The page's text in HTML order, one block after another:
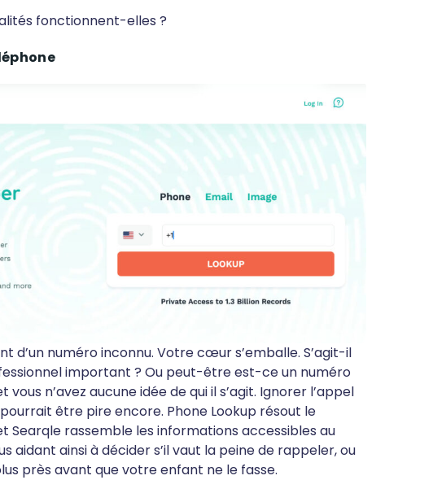
fonctionnent-elles ?
d’un numéro inconnu. Votre cœur s’emballe. S’agit-il
important ? Ou peut-être est-ce un numéro
n’avez aucune idée de qui il s’agit. Ignorer l’appel
être pire encore. Phone Lookup résout le
Searqle rassemble les informations accessibles au
aidant ainsi à décider s’il vaut la peine de rappeler, ou
près avant que votre enfant ne le fasse.